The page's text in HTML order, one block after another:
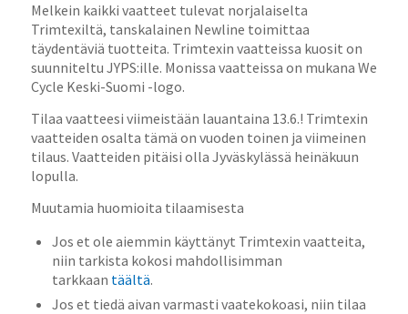
Melkein kaikki vaatteet tulevat norjalaiselta
Trimtexiltä, tanskalainen Newline toimittaa
täydentäviä tuotteita. Trimtexin vaatteissa kuosit on
suunniteltu JYPS:ille. Monissa vaatteissa on mukana We
Cycle Keski-Suomi -logo.
Tilaa vaatteesi viimeistään lauantaina 13.6.! Trimtexin
vaatteiden osalta tämä on vuoden toinen ja viimeinen
tilaus. Vaatteiden pitäisi olla Jyväskylässä heinäkuun
lopulla.
Muutamia huomioita tilaamisesta
Jos et ole aiemmin käyttänyt Trimtexin vaatteita,
niin tarkista kokosi mahdollisimman
tarkkaan täältä.
Jos et tiedä aivan varmasti vaatekokoasi, niin tilaa